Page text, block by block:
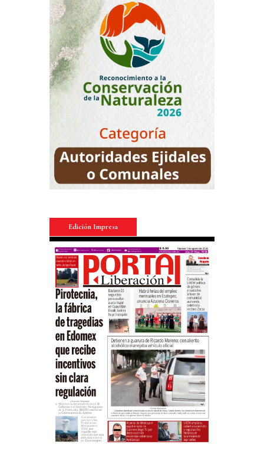
Edición Impresa